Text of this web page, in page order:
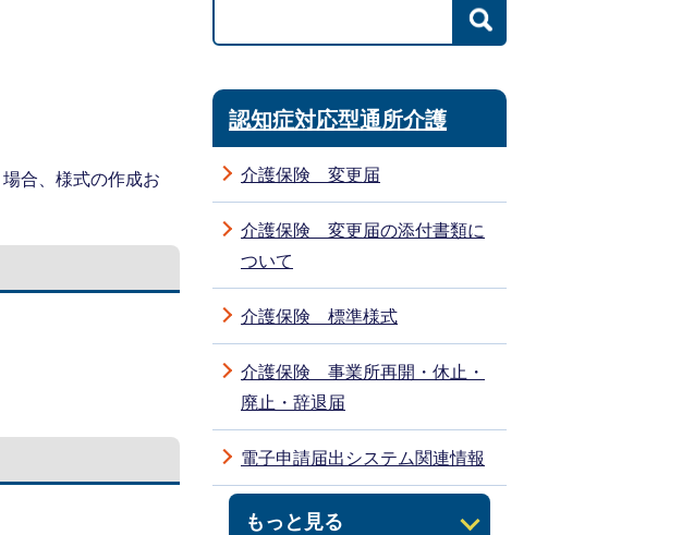
合、様式の作成お
認知症対応型通所介護
介護保険 変更届
介護保険 変更届の添付書類に
ついて
介護保険 標準様式
もっと見る
介護保険 事業所再開・休止・
廃止・辞退届
電子申請届出システム関連情報